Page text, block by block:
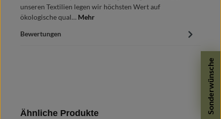
Sonderwünsche
unseren Textilien legen wir höchsten Wert auf
ökologische qual… Mehr
Bewertungen
Produktgalerie überspringen
Ähnliche Produkte